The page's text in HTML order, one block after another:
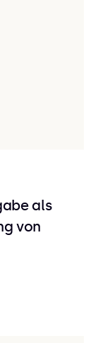
als
von